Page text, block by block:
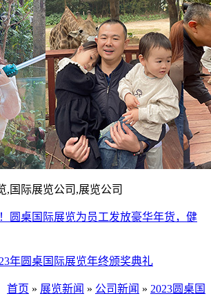
,国际展览公司,展览公司
圆桌国际展览为员工发放豪华年货，健
年圆桌国际展览年终颁奖典礼
首页 » 展览新闻 » 公司新闻 » 2023圆桌国